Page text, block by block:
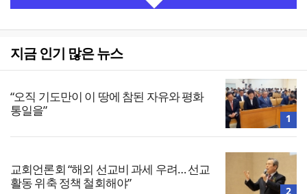
지금 인기 많은 뉴스
“오직 기도만이 이 땅에 참된 자유와 평화
통일을”
1
교회언론회 “해외 선교비 과세 우려… 선교
활동 위축 정책 철회해야”
2